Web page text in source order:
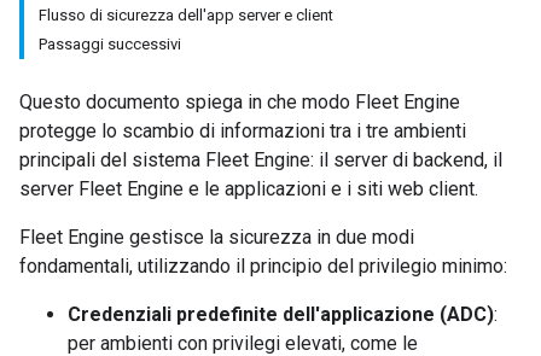
Flusso di sicurezza dell'app server e client
Passaggi successivi
Questo documento spiega in che modo Fleet Engine
protegge lo scambio di informazioni tra i tre ambienti
principali del sistema Fleet Engine: il server di backend, il
server Fleet Engine e le applicazioni e i siti web client.
Fleet Engine gestisce la sicurezza in due modi
fondamentali, utilizzando il principio del privilegio minimo:
Credenziali predefinite dell'applicazione (ADC):
per ambienti con privilegi elevati, come le